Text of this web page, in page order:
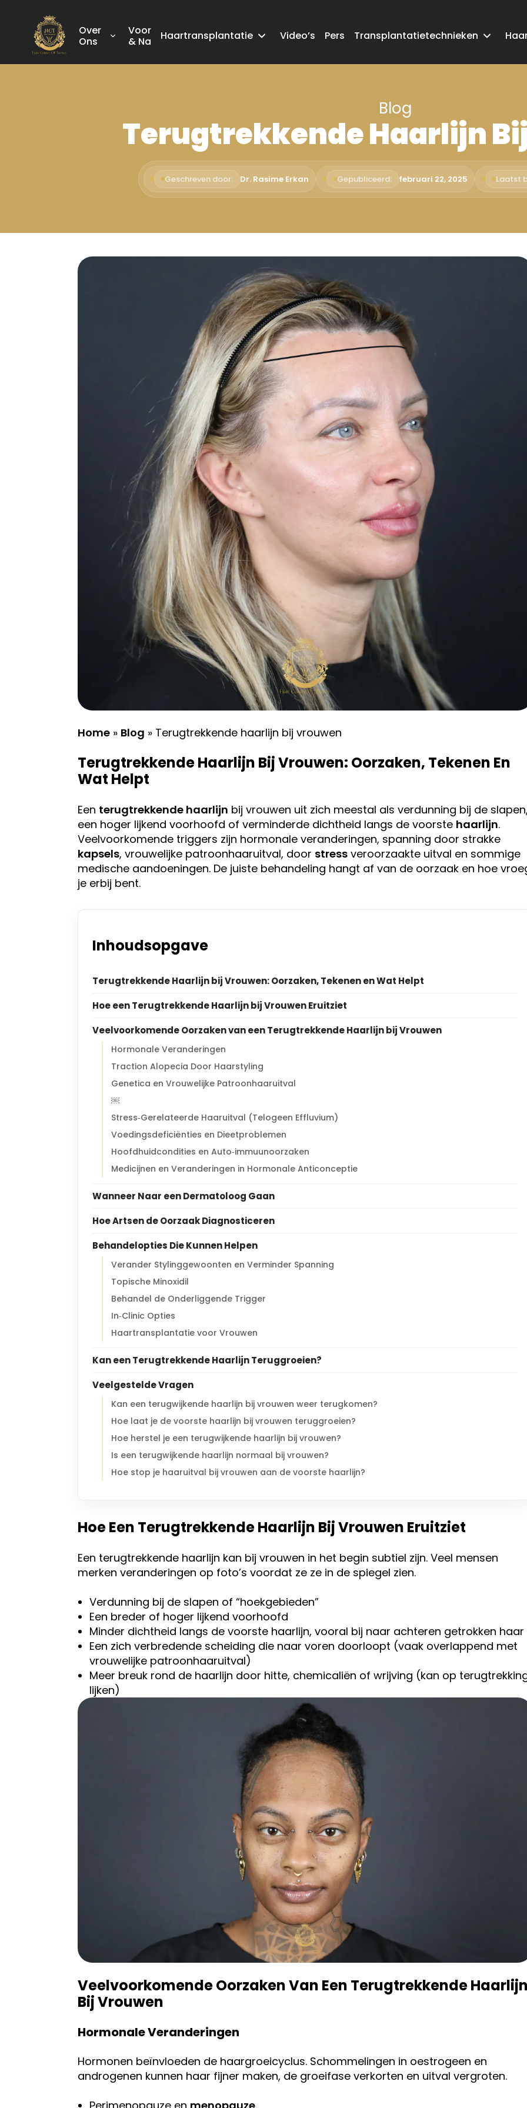
Over
Ons
Voor
& Na
Haartransplantatie Video’s Pers Transplantatietechnieken
Blog
Terugtrekkende Haarlijn
Geschreven door: Dr. Rasime Erkan Gepubliceerd: februari 22, 2025 Laatst
Home » Blog » Terugtrekkende haarlijn bij vrouwen
Terugtrekkende Haarlijn Bij Vrouwen: Oorzaken, Tekenen En
Wat Helpt
Een terugtrekkende haarlijn bij vrouwen uit zich meestal als verdunning bij de
een hoger lijkend voorhoofd of verminderde dichtheid langs de voorste haarlijn.
Veelvoorkomende triggers zijn hormonale veranderingen, spanning door strakke
kapsels, vrouwelijke patroonhaaruitval, door stress veroorzaakte uitval en sommige
medische aandoeningen. De juiste behandeling hangt af van de oorzaak en hoe
je erbij bent.
Inhoudsopgave
Terugtrekkende Haarlijn bij Vrouwen: Oorzaken, Tekenen en Wat Helpt
Hoe een Terugtrekkende Haarlijn bij Vrouwen Eruitziet
Veelvoorkomende Oorzaken van een Terugtrekkende Haarlijn bij Vrouwen
Hormonale Veranderingen
Traction Alopecia Door Haarstyling
Genetica en Vrouwelijke Patroonhaaruitval
￼
Stress‑Gerelateerde Haaruitval (Telogeen Effluvium)
Voedingsdeficiënties en Dieetproblemen
Hoofdhuidcondities en Auto‑immuunoorzaken
Medicijnen en Veranderingen in Hormonale Anticonceptie
Wanneer Naar een Dermatoloog Gaan
Hoe Artsen de Oorzaak Diagnosticeren
Behandelopties Die Kunnen Helpen
Verander Stylinggewoonten en Verminder Spanning
Topische Minoxidil
Behandel de Onderliggende Trigger
In‑Clinic Opties
Haartransplantatie voor Vrouwen
Kan een Terugtrekkende Haarlijn Teruggroeien?
Veelgestelde Vragen
Kan een terugwijkende haarlijn bij vrouwen weer terugkomen?
Hoe laat je de voorste haarlijn bij vrouwen teruggroeien?
Hoe herstel je een terugwijkende haarlijn bij vrouwen?
Is een terugwijkende haarlijn normaal bij vrouwen?
Hoe stop je haaruitval bij vrouwen aan de voorste haarlijn?
Hoe Een Terugtrekkende Haarlijn Bij Vrouwen Eruitziet
Een terugtrekkende haarlijn kan bij vrouwen in het begin subtiel zijn. Veel mensen
merken veranderingen op foto’s voordat ze ze in de spiegel zien.
Verdunning bij de slapen of “hoekgebieden”
Een breder of hoger lijkend voorhoofd
Minder dichtheid langs de voorste haarlijn, vooral bij naar achteren getrokken haar
Een zich verbredende scheiding die naar voren doorloopt (vaak overlappend met
vrouwelijke patroonhaaruitval)
Meer breuk rond de haarlijn door hitte, chemicaliën of wrijving (kan op
lijken)
Veelvoorkomende Oorzaken Van Een Terugtrekkende
Bij Vrouwen
Hormonale Veranderingen
Hormonen beïnvloeden de haargroeicyclus. Schommelingen in oestrogeen en
androgenen kunnen haar fijner maken, de groeifase verkorten en uitval vergroten.